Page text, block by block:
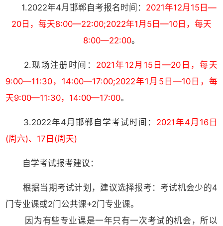
1.2022年4月 邯郸自考报名时间： 2021年12月15日—
20日，每天8:00—22:00;2022年1月5日—10日，每天
8:00—22:00。
2.现场注册时间： 2021年12月15日—20日，每天
9:00—11:30，14:00—17:00;2022年1月5日—10日，每
天9:00—11:30，14:00—17:00。
3.2022年4月邯郸自学考试时间： 2021年4月16日
(周六)、17日(周天)
自学考试报考建议：
根据当期考试计划，建议选择报考：考试机会少的4
门专业课或2门公共课+2门专业课。
因为有些专业课是一年只有一次考试的机会，所以